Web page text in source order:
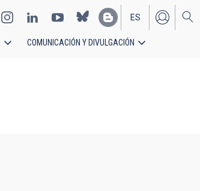
EN
ES
COMUNICACIÓN Y DIVULGACIÓN